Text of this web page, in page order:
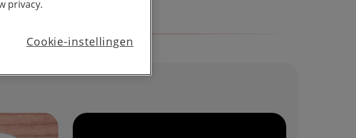
privacy.
Cookie-instellingen